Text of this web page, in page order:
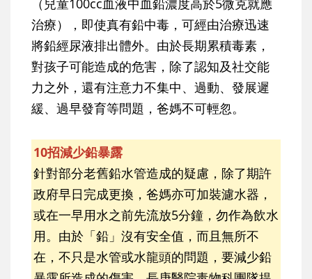
（兒童100cc血液中血鉛濃度高於5微克就應
治療），即使真有鉛中毒，可經由治療迅速
將鉛經尿液排出體外。由於長期累積毒素，
對孩子可能造成的危害，除了認知及社交能
力之外，還有注意力不集中、過動、發展遲
緩、過早發育等問題，爸媽不可輕忽。
10招減少鉛暴露
針對部分老舊鉛水管造成的疑慮，除了期許
政府早日完成更換，爸媽亦可加裝濾水器，
或在一早用水之前先流放5分鐘，勿作為飲水
用。由於「鉛」沒有安全值，而且無所不
在，不只是水管或水龍頭的問題，要減少鉛